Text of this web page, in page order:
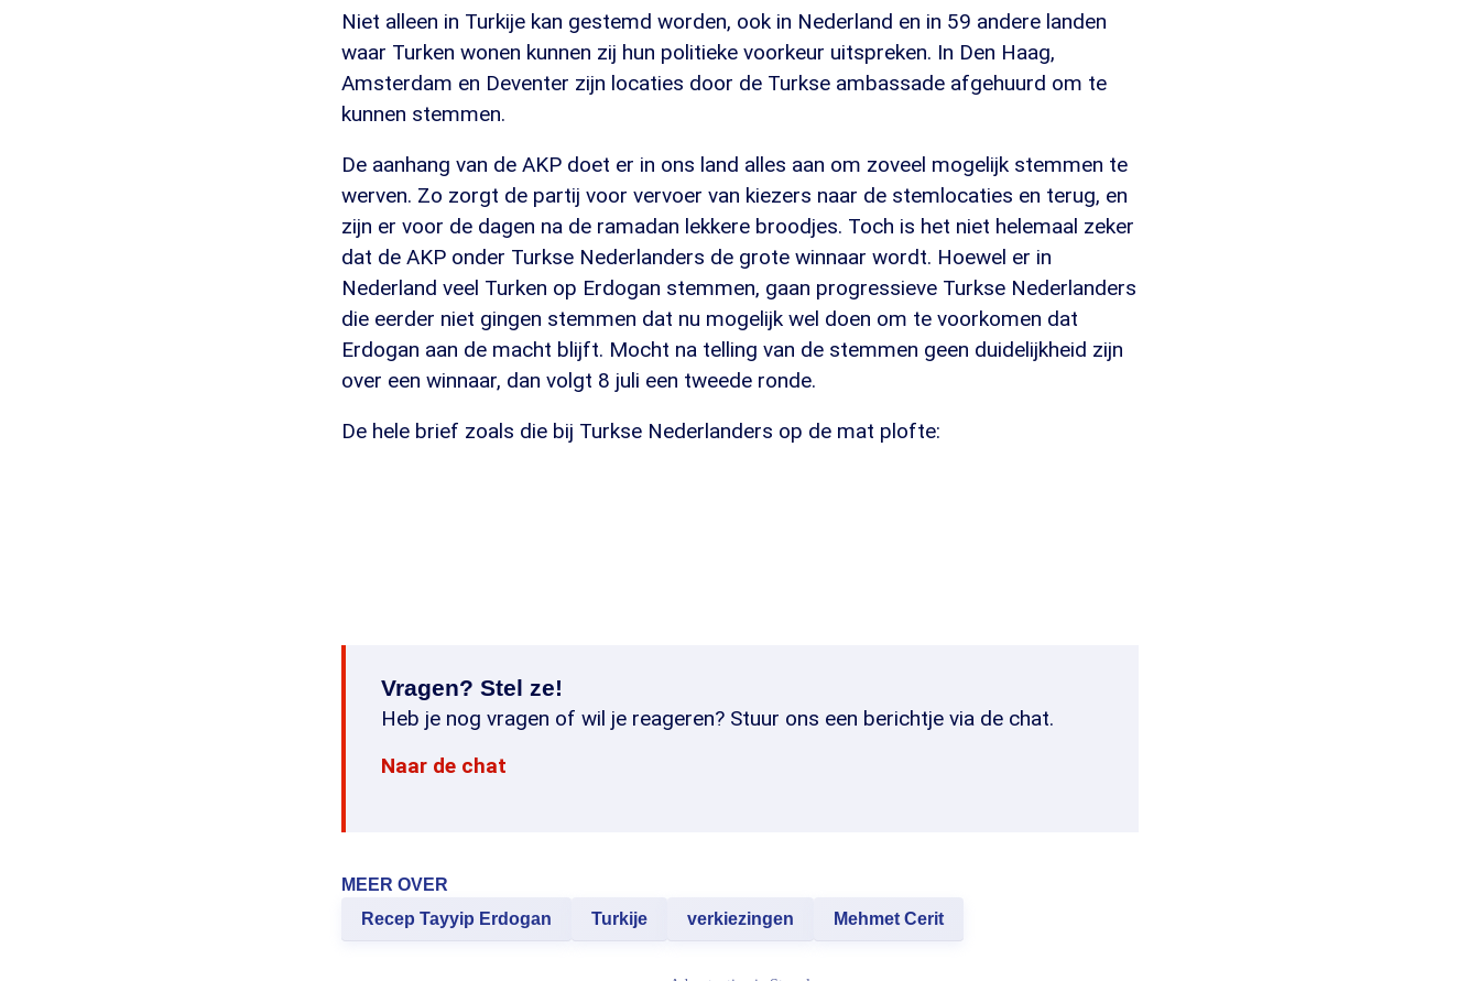
Niet alleen in Turkije kan gestemd worden, ook in Nederland en in 59 andere landen
waar Turken wonen kunnen zij hun politieke voorkeur uitspreken. In Den Haag,
Amsterdam en Deventer zijn locaties door de Turkse ambassade afgehuurd om te
kunnen stemmen.
De aanhang van de AKP doet er in ons land alles aan om zoveel mogelijk stemmen te
werven. Zo zorgt de partij voor vervoer van kiezers naar de stemlocaties en terug, en
zijn er voor de dagen na de ramadan lekkere broodjes. Toch is het niet helemaal zeker
dat de AKP onder Turkse Nederlanders de grote winnaar wordt. Hoewel er in
Nederland veel Turken op Erdogan stemmen, gaan progressieve Turkse Nederlanders
die eerder niet gingen stemmen dat nu mogelijk wel doen om te voorkomen dat
Erdogan aan de macht blijft. Mocht na telling van de stemmen geen duidelijkheid zijn
over een winnaar, dan volgt 8 juli een tweede ronde.
De hele brief zoals die bij Turkse Nederlanders op de mat plofte:
Vragen? Stel ze!
Heb je nog vragen of wil je reageren? Stuur ons een berichtje via de chat.
Naar de chat
MEER OVER
Recep Tayyip Erdogan
Turkije verkiezingen Mehmet Cerit